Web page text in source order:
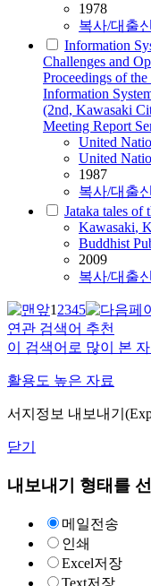
1978
복사/대출
Information
Challenges and
Proceedings of
Information
(2nd, Kawasaki
Meeting Report
United
United
1987
복사/대출
Jataka tales of
Kawasaki,
Buddhist
2009
복사/대출
12345
연관 검색어 추천
이 검색어로 많이 본
활용도 높은 자료
서지정보 내보내기
닫기
내보내기 형태를
메일전송
인쇄
Excel저장
Text저장